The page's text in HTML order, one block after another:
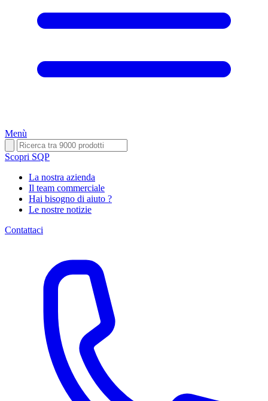
Menù
Scopri SQP
La nostra azienda
Il team commerciale
Hai bisogno di aiuto ?
Le nostre notizie
Contattaci